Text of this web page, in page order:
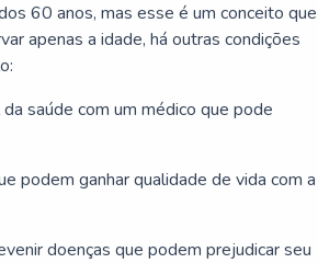
60 anos, mas esse é um conceito que
apenas a idade, há outras condições
saúde com um médico que pode
podem ganhar qualidade de vida com a
doenças que podem prejudicar seu